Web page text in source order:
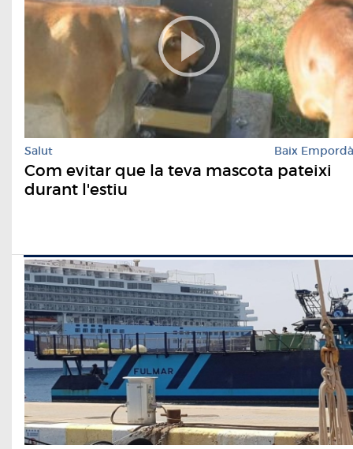
Salut Baix Empordà
Com evitar que la teva mascota pateixi
durant l'estiu